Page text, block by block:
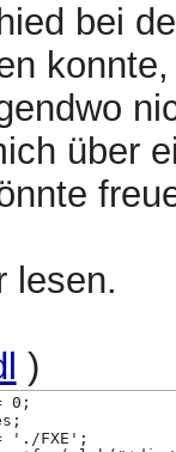
bei
über
lesen.
)
0;
'./FXE';